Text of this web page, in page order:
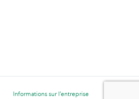
Informations sur l’entreprise